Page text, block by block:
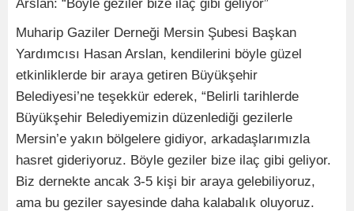
Arslan: “Böyle geziler bize ilaç gibi geliyor”
Muharip Gaziler Derneği Mersin Şubesi Başkan
Yardımcısı Hasan Arslan, kendilerini böyle güzel
etkinliklerde bir araya getiren Büyükşehir
Belediyesi’ne teşekkür ederek, “Belirli tarihlerde
Büyükşehir Belediyemizin düzenlediği gezilerle
Mersin’e yakın bölgelere gidiyor, arkadaşlarımızla
hasret gideriyoruz. Böyle geziler bize ilaç gibi geliyor.
Biz dernekte ancak 3-5 kişi bir araya gelebiliyoruz,
ama bu geziler sayesinde daha kalabalık oluyoruz.